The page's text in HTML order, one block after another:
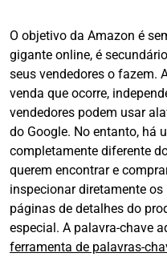
O objetivo da Amazon é
gigante online, é
seus vendedores o fazem.
venda que ocorre,
vendedores podem usar
do Google. No entanto, há
completamente diferente
querem encontrar e
inspecionar diretamente
páginas de detalhes do
especial. A palavra-chave
ferramenta de palavras-